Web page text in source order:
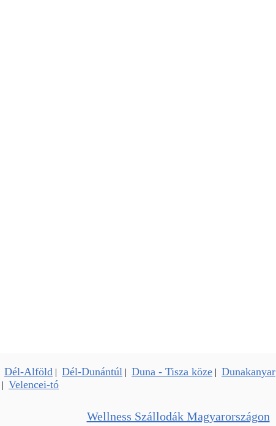
Dél-Alföld | Dél-Dunántúl | Duna - Tisza köze | Dunakanyar
| Velencei-tó
Wellness Szállodák Magyarországon